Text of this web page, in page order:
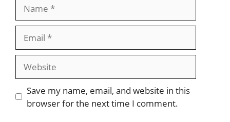
Website
Save my name, email, and website in this
browser for the next time I comment.